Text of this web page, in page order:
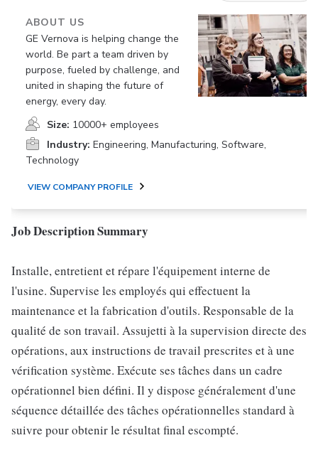
ABOUT US
GE Vernova is helping change the
world. Be part a team driven by
purpose, fueled by challenge, and
united in shaping the future of
energy, every day.
Size: 10000+ employees
Industry: Engineering, Manufacturing, Software,
Technology
VIEW COMPANY PROFILE
Job Description Summary
Installe, entretient et répare l'équipement interne de
l'usine. Supervise les employés qui effectuent la
maintenance et la fabrication d'outils. Responsable de la
qualité de son travail. Assujetti à la supervision directe des
opérations, aux instructions de travail prescrites et à une
vérification système. Exécute ses tâches dans un cadre
opérationnel bien défini. Il y dispose généralement d'une
séquence détaillée des tâches opérationnelles standard à
suivre pour obtenir le résultat final escompté.